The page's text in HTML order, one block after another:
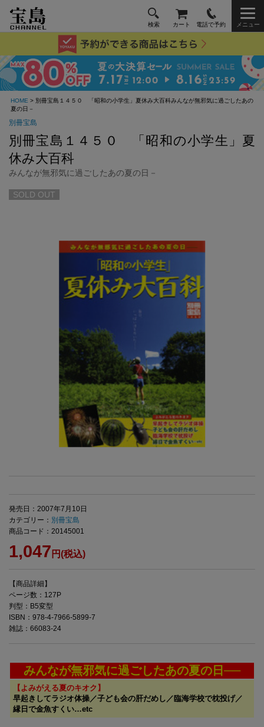
検索 カート 電話で予約 メニュー
HOME > 別冊宝島１４５０ 「昭和の小学生」夏休み大百科みんなが無邪気に過ごしたあの
夏の日－
別冊宝島
別冊宝島１４５０ 「昭和の小学生」夏
休み大百科
みんなが無邪気に過ごしたあの夏の日－
SOLD OUT
発売日：2007年7月10日
カテゴリー： 別冊宝島
商品コード：20145001
1,047 円(税込)
【商品詳細】
ページ数：127P
判型：B5変型
ISBN：978-4-7966-5899-7
雑誌：66083-24
みんなが無邪気に過ごしたあの夏の日──
【よみがえる夏のキオク】
早起きしてラジオ体操／子ども会の肝だめし／臨海学校で枕投げ／
縁日で金魚すくい…etc